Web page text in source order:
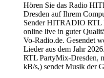
Hören Sie das Radio
Dresden auf Ihrem
Sender HITRADIO RTL
online live in guter
Vo-Radio.de. Gesendet
Lieder aus dem Jahr
RTL PartyMix-Dresden,
kB/s,) sendet Musik der